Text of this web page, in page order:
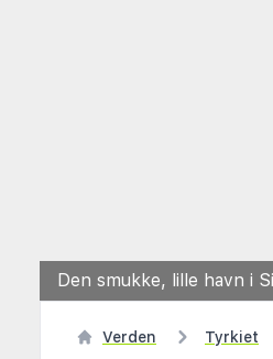
Den smukke, lille havn i
Verden Tyrkiet